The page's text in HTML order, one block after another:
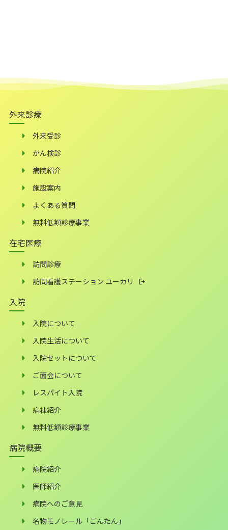
外来診療
外来受診
がん検診
病院紹介
施設案内
よくある質問
無料低額診療事業
在宅医療
訪問診療
訪問看護ステーション ユーカリ
入院
入院について
入院生活について
入院セットについて
ご面会について
レスパイト入院
病棟紹介
無料低額診療事業
病院概要
病院紹介
医師紹介
病院へのご意見
名物モノレール「ごんたん」